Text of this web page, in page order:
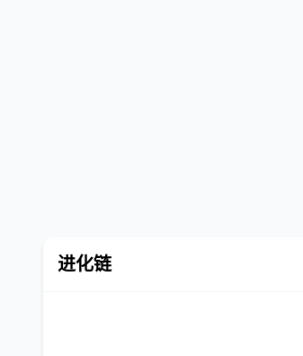
进化链